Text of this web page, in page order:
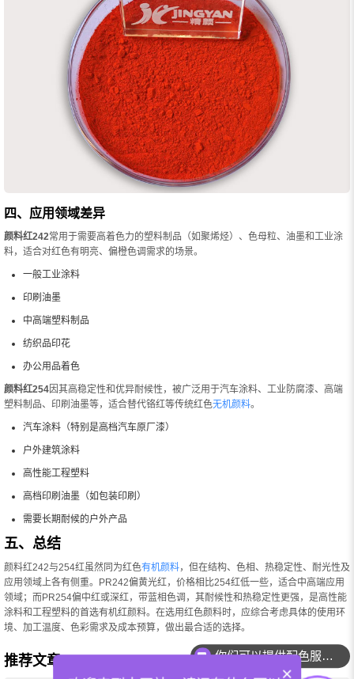
四、应用领域差异
颜料红242常用于需要高着色力的塑料制品（如聚烯烃）、色母粒、油墨和工业涂
料，适合对红色有明亮、偏橙色调需求的场景。
一般工业涂料
印刷油墨
中高端塑料制品
纺织品印花
办公用品着色
颜料红254因其高稳定性和优异耐候性，被广泛用于汽车涂料、工业防腐漆、高端
塑料制品、印刷油墨等，适合替代铬红等传统红色无机颜料。
汽车涂料（特别是高档汽车原厂漆）
户外建筑涂料
高性能工程塑料
高档印刷油墨（如包装印刷）
需要长期耐候的户外产品
五、总结
颜料红242与254红虽然同为红色有机颜料，但在结构、色相、热稳定性、耐光性及
应用领域上各有侧重。PR242偏黄光红，价格相比254红低一些，适合中高端应用
领域；而PR254偏中红或深红，带蓝相色调，其耐候性和热稳定性更强，是高性能
涂料和工程塑料的首选有机红颜料。在选用红色颜料时，应综合考虑具体的使用环
境、加工温度、色彩需求及成本预算，做出最合适的选择。
推荐文章： 你们可以提供配色服务吗？
×